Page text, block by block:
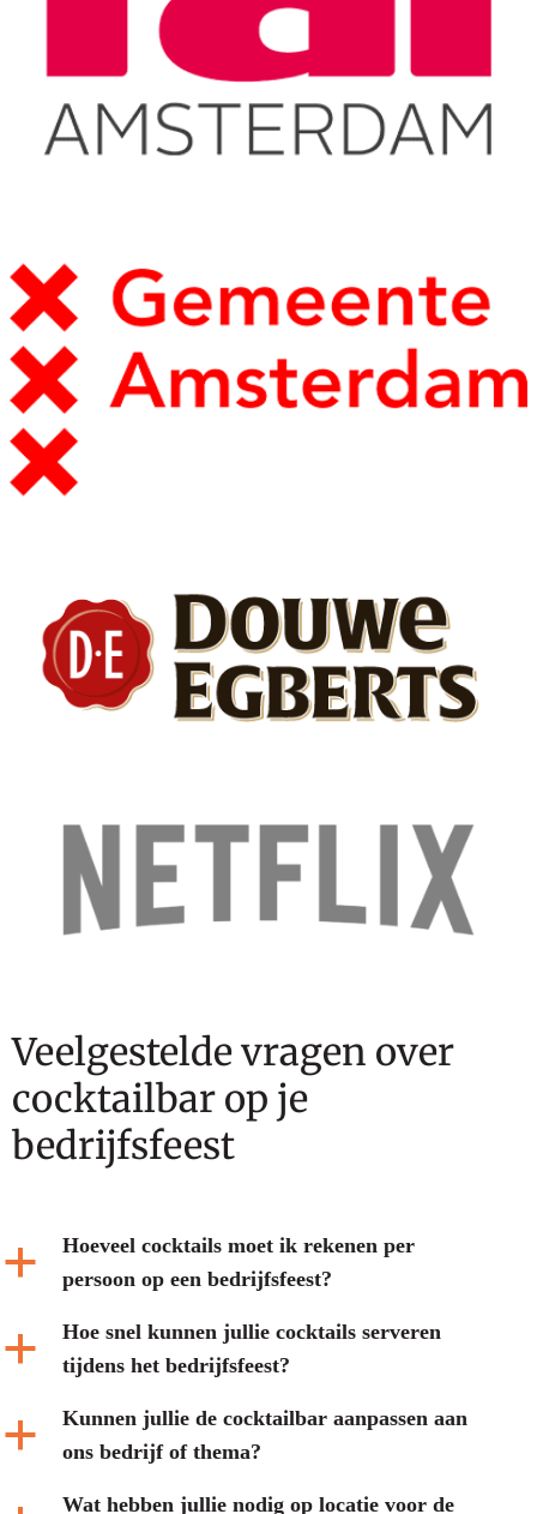
Veelgestelde vragen over
cocktailbar op je
bedrijfsfeest
a
Hoeveel cocktails moet ik rekenen per
persoon op een bedrijfsfeest?
a
Hoe snel kunnen jullie cocktails serveren
tijdens het bedrijfsfeest?
a
Kunnen jullie de cocktailbar aanpassen aan
ons bedrijf of thema?
Wat hebben jullie nodig op locatie voor de